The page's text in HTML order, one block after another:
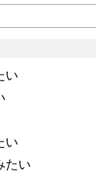
い
い
たい